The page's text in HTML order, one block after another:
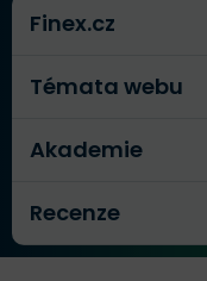
Finex.cz
Témata webu
Akademie
Recenze